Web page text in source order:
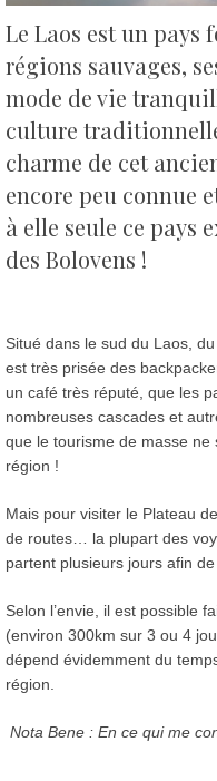
Le Laos est un pays
régions sauvages,
mode de vie
culture
charme de cet
encore peu connue
à elle seule ce pays
des Bolovens !
Situé dans le sud du Laos,
est très prisée des
un café très réputé, que les
nombreuses cascades et
que le tourisme de masse ne
région !
Mais pour visiter le Plateau
de routes… la plupart des
partent plusieurs jours afin
Selon l’envie, il est possible
(environ 300km sur 3 ou 4
dépend évidemment du
région.
Nota Bene : En ce qui me